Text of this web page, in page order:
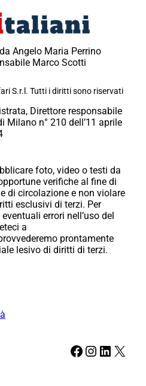
Angelo Maria Perrino
Marco Scotti
S.r.l. Tutti i diritti sono riservati
Direttore responsabile
Milano n° 210 dell’11 aprile
foto, video o testi da
verifiche al fine di
di circolazione e non violare
esclusivi di terzi. Per
errori nell’uso del
a
prontamente
lesivo di diritti di terzi.
Facebook Instagram LinkedIn X